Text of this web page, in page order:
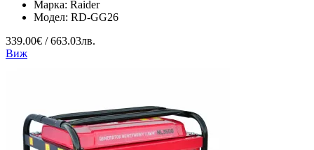
Марка: Raider
Модел: RD-GG26
339.00€ / 663.03лв.
Виж